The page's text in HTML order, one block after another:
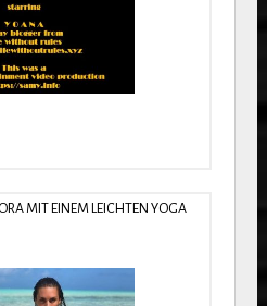
MIT EINEM LEICHTEN YOGA